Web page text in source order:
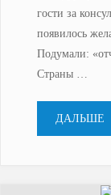
гости за
появилось
Подумали:
Страны …
ДАЛЬШЕ